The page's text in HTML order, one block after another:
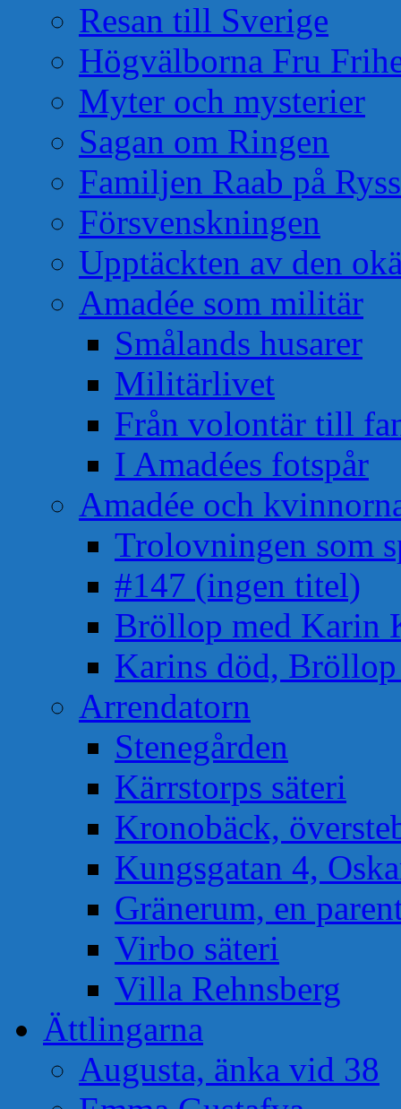
Resan till Sverige
Högvälborna Fru
Myter och mysterier
Sagan om Ringen
Familjen Raab på
Försvenskningen
Upptäckten av den
Amadée som militär
Smålands husarer
Militärlivet
Från volontär till
I Amadées fotspår
Amadée och
Trolovningen som
#147 (ingen titel)
Bröllop med Karin
Karins död,
Arrendatorn
Stenegården
Kärrstorps säteri
Kronobäck,
Kungsgatan 4,
Gränerum, en
Virbo säteri
Villa Rehnsberg
Ättlingarna
Augusta, änka vid 38